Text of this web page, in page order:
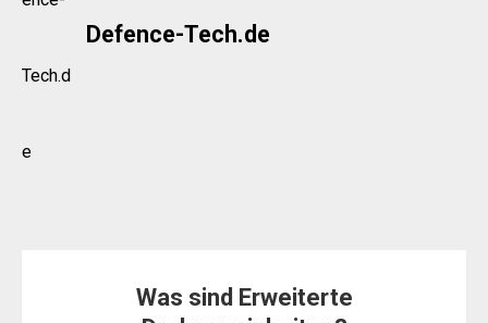
Defence-Tech.de
Was sind Erweiterte